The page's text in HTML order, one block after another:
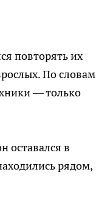
повторять их
По словам
— только
оставался в
рядом,